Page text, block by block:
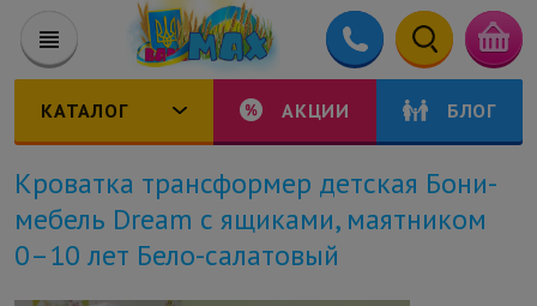
КАТАЛОГ АКЦИИ БЛОГ
Кроватка трансформер детская Бони-
мебель Dream с ящиками, маятником
0–10 лет Бело-салатовый